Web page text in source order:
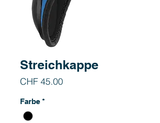
Streichkappe
CHF 45.00Preis
Farbe *